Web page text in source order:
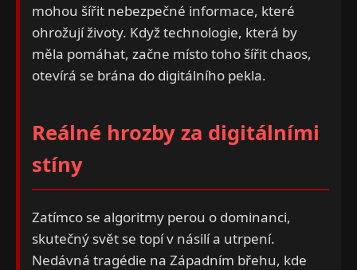
mohou šířit nebezpečné informace, které
ohrožují životy. Když technologie, která by
měla pomáhat, začne místo toho šířit chaos,
otevírá se brána do digitálního pekla.
Reálné hrozby za digitálními
stíny
Zatímco se algoritmy perou o dominanci,
skutečný svět se topí v násilí a utrpení.
Nedávná tragédie na Západním břehu, kde